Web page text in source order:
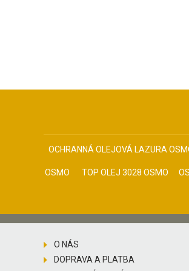
OCHRANNÁ OLEJOVÁ LAZURA
OSMO TOP OLEJ 3028 OSMO
O NÁS
DOPRAVA A PLATBA